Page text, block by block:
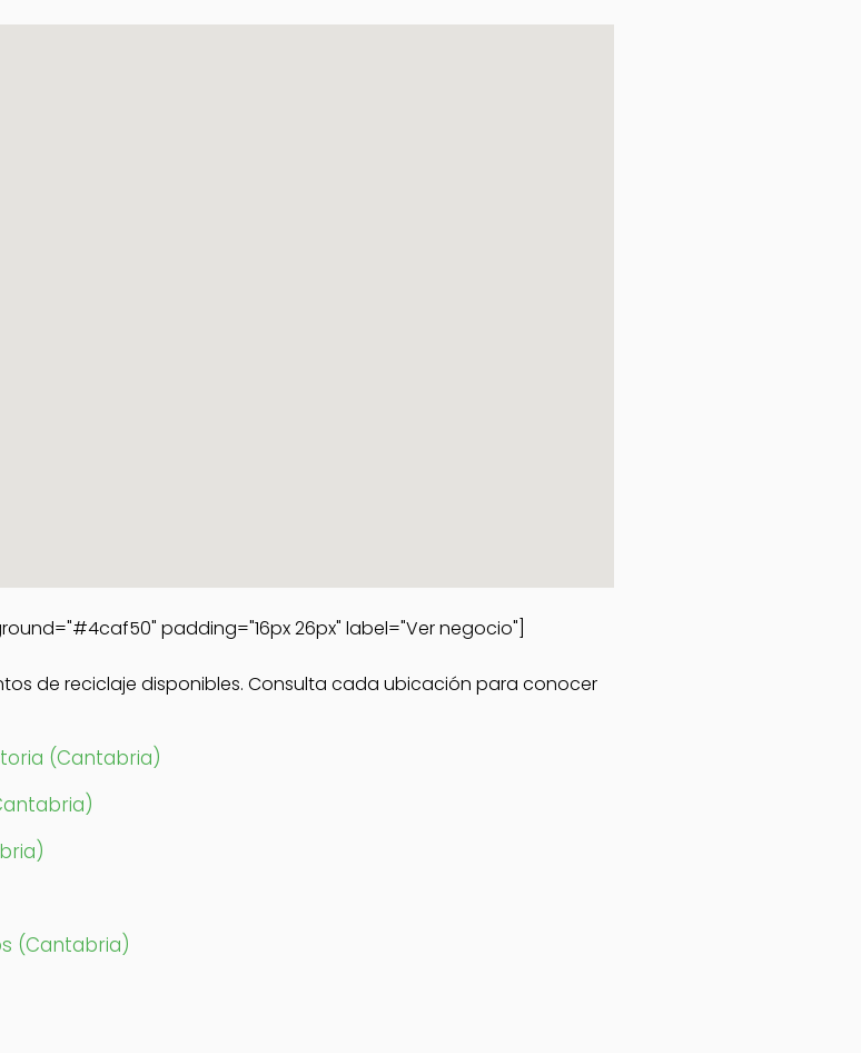
padding="16px 26px" label="Ver negocio"]
de reciclaje disponibles. Consulta cada ubicación para conocer
(Cantabria)
(Cantabria)